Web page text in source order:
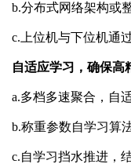
b.分布式网络架构或
c. 上位机与下位机通
自适应学习，确保高
a.多档多速聚合，自
b.称重参数自学习算
c.自学习挡水推进，